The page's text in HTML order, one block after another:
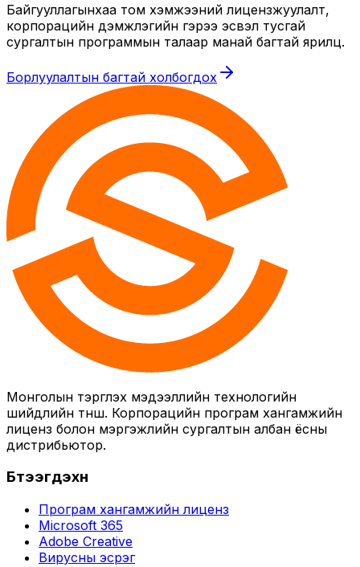
Байгууллагынхаа том хэмжээний лицензжуулалт,
корпорацийн дэмжлэгийн гэрээ эсвэл тусгай
сургалтын программын талаар манай багтай ярилц.
Борлуулалтын багтай холбогдох
Монголын тэргүүлэх мэдээллийн технологийн
шийдлийн түнш. Корпорацийн програм хангамжийн
лиценз болон мэргэжлийн сургалтын албан ёсны
дистрибьютор.
Бүтээгдэхүүн
Програм хангамжийн лиценз
Microsoft 365
Adobe Creative
Вирусны эсрэг